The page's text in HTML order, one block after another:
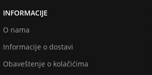
INFORMACIJE
O nama
Informacije o dostavi
Obaveštenje o kolačićima